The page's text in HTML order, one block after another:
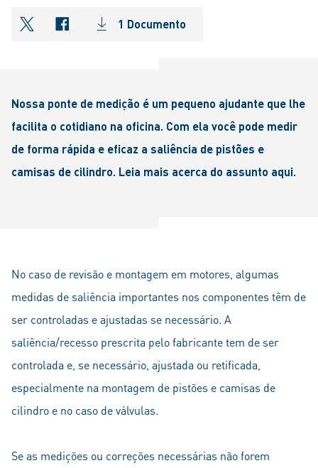
shareOntwitter
shareOnfacebook
1 Documento
Nossa ponte de medição é um pequeno ajudante que lhe
facilita o cotidiano na oficina. Com ela você pode medir
de forma rápida e eficaz a saliência de pistões e
camisas de cilindro. Leia mais acerca do assunto aqui.
No caso de revisão e montagem em motores, algumas
medidas de saliência importantes nos componentes têm de
ser controladas e ajustadas se necessário. A
saliência/recesso prescrita pelo fabricante tem de ser
controlada e, se necessário, ajustada ou retificada,
especialmente na montagem de pistões e camisas de
cilindro e no caso de válvulas.
Se as medições ou correções necessárias não forem